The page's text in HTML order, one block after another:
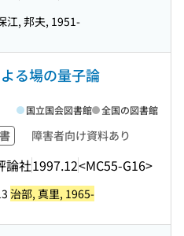
江, 邦夫, 1951-
る場の量子論
障害者向け資料あり
論社1997.12<MC55-G16>
国立国会図書館 全国の図書館
治部, 真里, 1965-